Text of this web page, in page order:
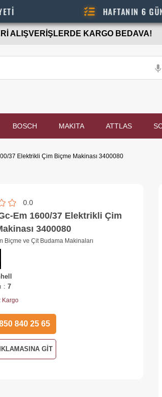
HAFTANIN 6 GÜNÜ -
ALIŞVERİŞLERDE KARGO BEDAVA!
BOSCH MAKITA ATTLAS
37 Elektrikli Çim Biçme Makinası 3400080
0.0
Em 1600/37 Elektrikli Çim
3400080
Biçme ve Çit Budama Makinaları
: 7
Kargo
840 25 65
GİT